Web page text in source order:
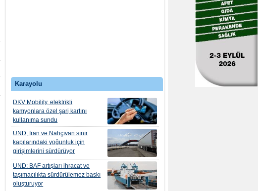
Karayolu
DKV Mobility, elektrikli
kamyonlara özel şarj kartını
kullanıma sundu
UND, İran ve Nahçıvan sınır
kapılarındaki yoğunluk için
girişimlerini sürdürüyor
UND: BAF artışları ihracat ve
taşımacılıkta sürdürülemez baskı
oluşturuyor